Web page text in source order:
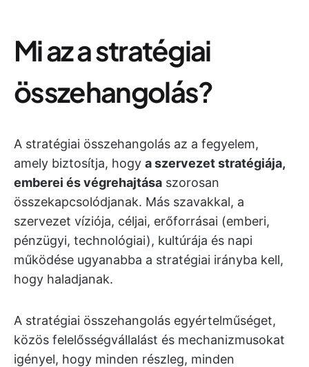
Mi az a stratégiai
összehangolás?
A stratégiai összehangolás az a fegyelem,
amely biztosítja, hogy a szervezet stratégiája,
emberei és végrehajtása szorosan
összekapcsolódjanak. Más szavakkal, a
szervezet víziója, céljai, erőforrásai (emberi,
pénzügyi, technológiai), kultúrája és napi
működése ugyanabba a stratégiai irányba kell,
hogy haladjanak.
A stratégiai összehangolás egyértelműséget,
közös felelősségvállalást és mechanizmusokat
igényel, hogy minden részleg, minden